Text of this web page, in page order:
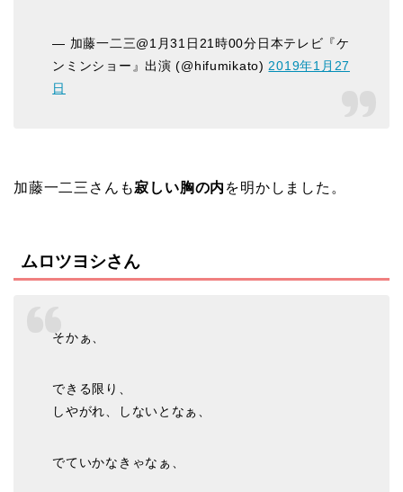
— 加藤一二三@1月31日21時00分日本テレビ『ケ
ンミンショー』出演 (@hifumikato) 2019年1月27
日
加藤一二三さんも寂しい胸の内 を明かしました。
ムロツヨシさん
そかぁ、
できる限り、
しやがれ、しないとなぁ、
でていかなきゃなぁ、